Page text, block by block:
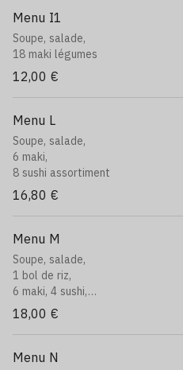
Menu I1
Soupe, salade,
18 maki légumes
12,00 €
Menu L
Soupe, salade,
6 maki,
8 sushi assortiment
16,80 €
Menu M
Soupe, salade,
1 bol de riz,
6 maki, 4 sushi,
9 sashimi assortiment
18,00 €
Menu N